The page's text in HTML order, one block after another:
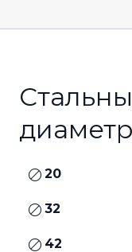
20
32
42